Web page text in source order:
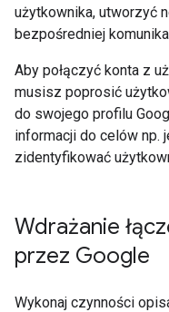
użytkownika, utworzyć
bezpośredniej
Aby połączyć konta z
musisz poprosić
do swojego profilu
informacji do celów np.
zidentyfikować
Wdrażanie
przez Google
Wykonaj czynności